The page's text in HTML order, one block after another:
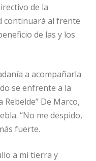
de la
continuará al frente
de las y los
a acompañarla
se enfrente a la
De Marco,
“No me despido,
fuerte.
a mi tierra y